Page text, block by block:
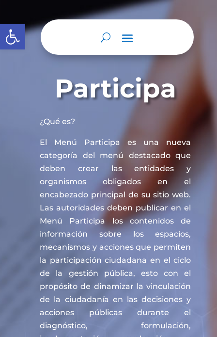
Abrir barra de herramientas
Participa
¿Qué es?
El Menú Participa es una nueva
categoría del menú destacado que
deben crear las entidades y
organismos obligados en el
encabezado principal de su sitio web.
Las autoridades deben publicar en el
Menú Participa los contenidos de
información sobre los espacios,
mecanismos y acciones que permiten
la participación ciudadana en el ciclo
de la gestión pública, esto con el
propósito de dinamizar la vinculación
de la ciudadanía en las decisiones y
acciones públicas durante el
diagnóstico, formulación,